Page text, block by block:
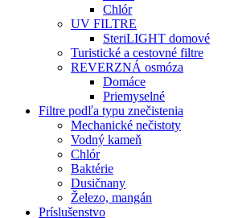
Chlór
UV FILTRE
SteriLIGHT domové
Turistické a cestovné filtre
REVERZNÁ osmóza
Domáce
Priemyselné
Filtre podľa typu znečistenia
Mechanické nečistoty
Vodný kameň
Chlór
Baktérie
Dusičnany
Železo, mangán
Príslušenstvo